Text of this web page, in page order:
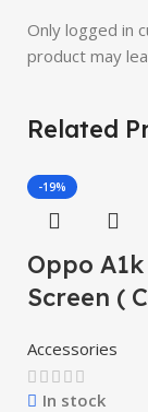
Only logged in
product may
Related
-19%
Oppo
Screen (
Accessories
In stock